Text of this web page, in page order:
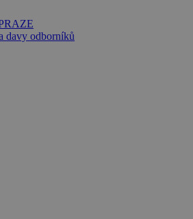
davy odborníků